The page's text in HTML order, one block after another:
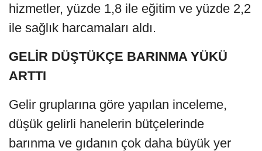
hizmetler, yüzde 1,8 ile eğitim ve yüzde 2,2
ile sağlık harcamaları aldı.
GELİR DÜŞTÜKÇE BARINMA YÜKÜ
ARTTI
Gelir gruplarına göre yapılan inceleme,
düşük gelirli hanelerin bütçelerinde
barınma ve gıdanın çok daha büyük yer